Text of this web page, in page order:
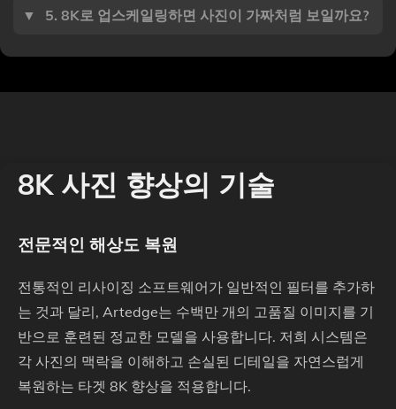
▼ 5. 8K로 업스케일링하면 사진이 가짜처럼 보일까요?
8K 사진 향상의 기술
전문적인 해상도 복원
전통적인 리사이징 소프트웨어가 일반적인 필터를 추가하
는 것과 달리, Artedge는 수백만 개의 고품질 이미지를 기
반으로 훈련된 정교한 모델을 사용합니다. 저희 시스템은
각 사진의 맥락을 이해하고 손실된 디테일을 자연스럽게
복원하는 타겟 8K 향상을 적용합니다.